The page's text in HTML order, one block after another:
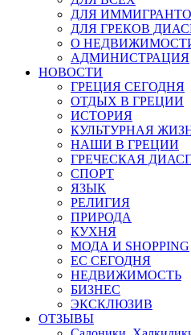
ДЛЯ
ДЛЯ ГРЕКОВ
О
АДМИНИСТРАЦИЯ
НОВОСТИ
ГРЕЦИЯ СЕГОДНЯ
ОТДЫХ В ГРЕЦИИ
ИСТОРИЯ
КУЛЬТУРНАЯ
НАШИ В ГРЕЦИИ
ГРЕЧЕСКАЯ
СПОРТ
ЯЗЫК
РЕЛИГИЯ
ПРИРОДА
КУХНЯ
МОДА И SHOPPING
ЕС СЕГОДНЯ
НЕДВИЖИМОСТЬ
БИЗНЕС
ЭКСКЛЮЗИВ
ОТЗЫВЫ